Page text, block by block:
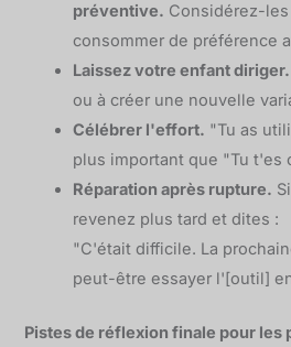
préventive. Considérez-
consommer de préférence
Laissez votre enfant diriger.
ou à créer une nouvelle
Célébrer l'effort. "Tu as
plus important que "Tu t'es
Réparation après rupture.
revenez plus tard et dites :
"C'était difficile. La
peut-être essayer l'[outil]
Pistes de réflexion finale pour les